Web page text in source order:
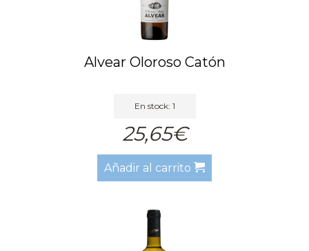
Alvear Oloroso Catón
En stock: 1
25,65€
Añadir al carrito